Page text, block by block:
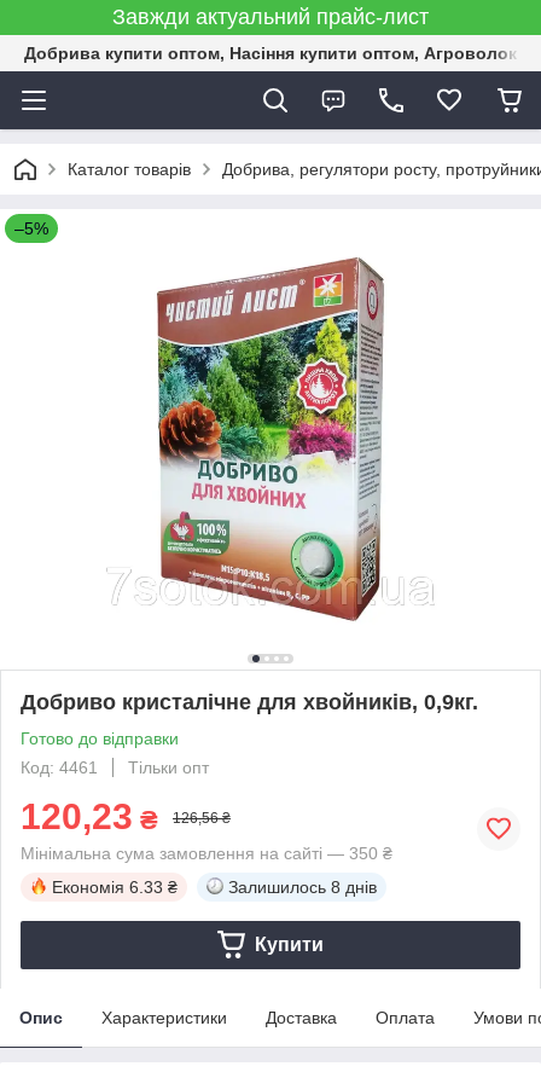
Завжди актуальний прайс-лист
Добрива купити оптом, Насіння купити оптом,
Каталог товарів Добрива, регулятори росту,
–5%
Добриво кристалічне для хвойників, 0,9кг.
Готово до відправки
Код: 4461
Тільки опт
120,23 ₴ 126,56 ₴
Мінімальна сума замовлення на сайті — 350 ₴
Економія 6.33 ₴ Залишилось 8 днів
Купити
Опис Характеристики Доставка Оплата Умови